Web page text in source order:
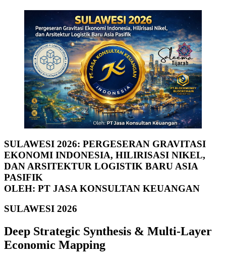
SULAWESI 2026: PERGESERAN GRAVITASI
EKONOMI INDONESIA, HILIRISASI NIKEL,
DAN ARSITEKTUR LOGISTIK BARU ASIA
PASIFIK
OLEH: PT JASA KONSULTAN KEUANGAN
SULAWESI 2026
Deep Strategic Synthesis & Multi-Layer
Economic Mapping